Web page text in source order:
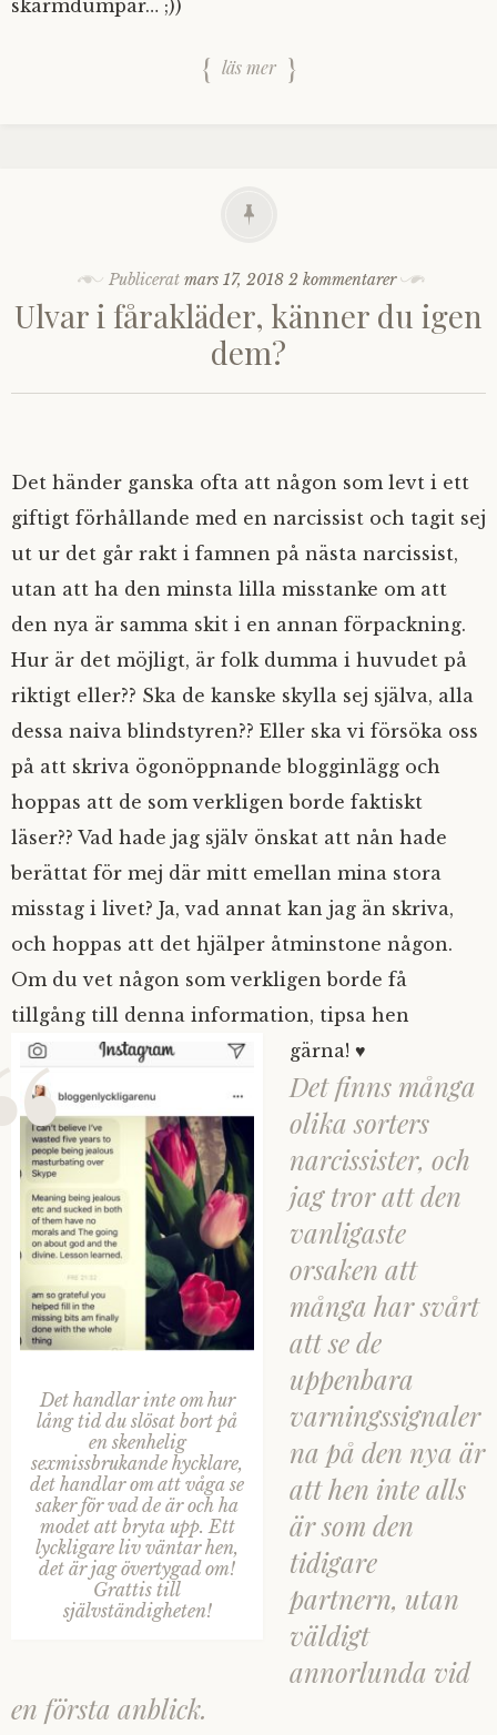
skärmdumpar… ;))
läs mer
Publicerat mars 17, 2018 2 kommentarer
Ulvar i fårakläder, känner du igen
dem?
Det händer ganska ofta att någon som levt i ett
giftigt förhållande med en narcissist och tagit sej
ut ur det går rakt i famnen på nästa narcissist,
utan att ha den minsta lilla misstanke om att
den nya är samma skit i en annan förpackning.
Hur är det möjligt, är folk dumma i huvudet på
riktigt eller?? Ska de kanske skylla sej själva, alla
dessa naiva blindstyren?? Eller ska vi försöka oss
på att skriva ögonöppnande blogginlägg och
hoppas att de som verkligen borde faktiskt
läser?? Vad hade jag själv önskat att nån hade
berättat för mej där mitt emellan mina stora
misstag i livet? Ja, vad annat kan jag än skriva,
och hoppas att det hjälper åtminstone någon.
Om du vet någon som verkligen borde få
tillgång till denna information, tipsa hen
gärna! ♥
Det handlar inte om hur
lång tid du slösat bort på
en skenhelig
sexmissbrukande hycklare,
det handlar om att våga se
saker för vad de är och ha
modet att bryta upp. Ett
lyckligare liv väntar hen,
det är jag övertygad om!
Grattis till
självständigheten!
Det finns många
olika sorters
narcissister, och
jag tror att den
vanligaste
orsaken att
många har svårt
att se de
uppenbara
varningssignaler
na på den nya är
att hen inte alls
är som den
tidigare
partnern, utan
väldigt
annorlunda vid
en första anblick.